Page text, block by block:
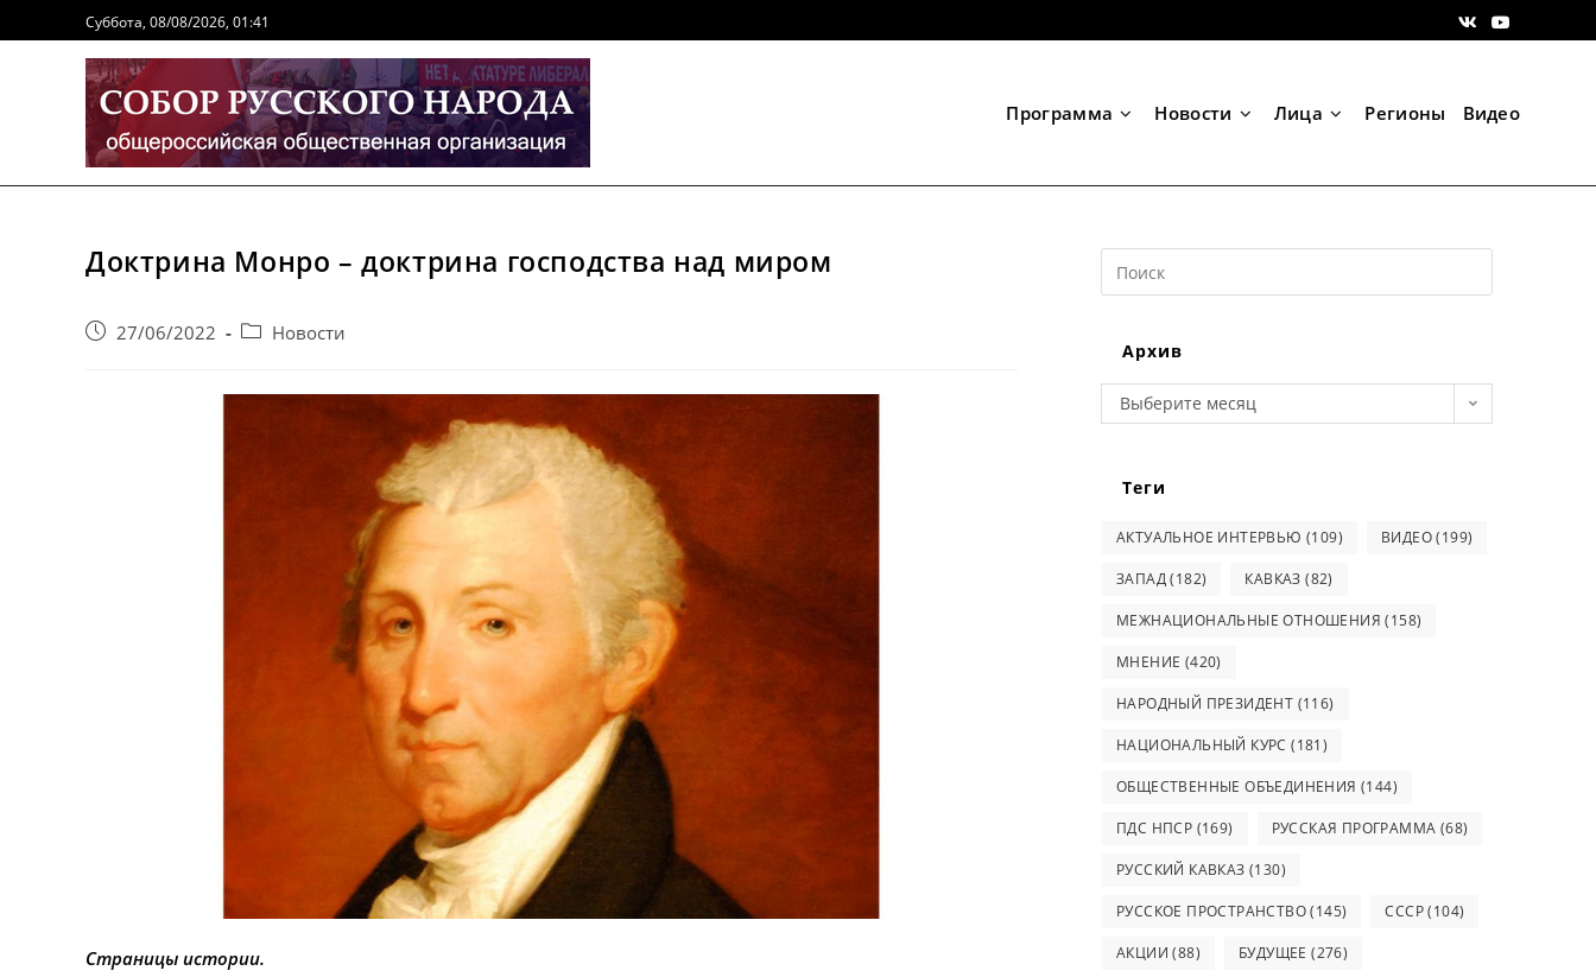
к
содержимому
Суббота, 08/08/2026, 01:41
Программа Новости Лица Регионы Видео
Доктрина Монро – доктрина господства над миром
Запись27/06/2022
Post Новости
Страницы истории.
Search
this
Архив
Архив
Выберите месяц
Теги
АКТУАЛЬНОЕ ИНТЕРВЬЮ (109) ВИДЕО(199)
ЗАПАД(182) КАВКАЗ (82)
МЕЖНАЦИОНАЛЬНЫЕ ОТНОШЕНИЯ (158)
МНЕНИЕ (420)
НАРОДНЫЙ ПРЕЗИДЕНТ (116)
НАЦИОНАЛЬНЫЙ КУРС (181)
ОБЩЕСТВЕННЫЕ ОБЪЕДИНЕНИЯ (144)
ПДС НПСР (169) РУССКАЯ ПРОГРАММА (68)
РУССКИЙ КАВКАЗ (130)
РУССКОЕ ПРОСТРАНСТВО(145) СССР(104)
АКЦИИ (88) БУДУЩЕЕ (276)